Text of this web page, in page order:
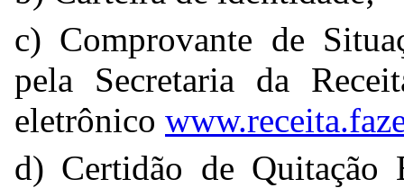
c) Comprovante de
pela Secretaria da
eletrônico
d) Certidão de Quitação